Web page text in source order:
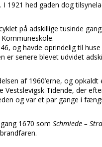
I 1921 hed gaden dog
på adskillige tusinde
og havde oprindelig til
er senere blevet udvidet
af 1960’erne, og
Vestslevigsk Tidende, der
og var et par gange i
1670 som Schmiede –